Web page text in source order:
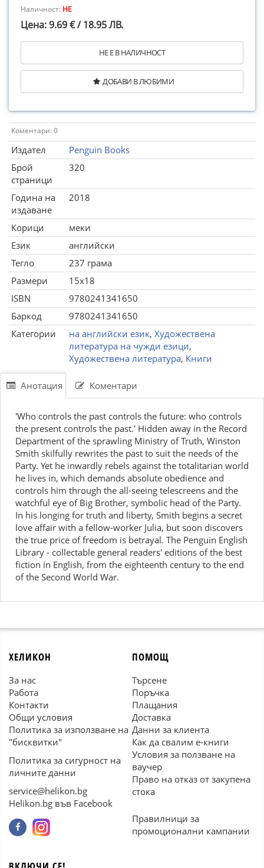
Наличност: НЕ
Цена: 9.69 € / 18.95 ЛВ.
НЕ Е В НАЛИЧНОСТ
ДОБАВИ В ЛЮБИМИ
Коментари: 0
Издател
Penguin Books
Брой
страници
320
Година на
издаване
2018
Корици
меки
Език
английски
Тегло
237 грама
Размери
15x18
ISBN
9780241341650
Баркод
9780241341650
Категории
на английски език, Художествена
литература на чужди езици,
Художествена литература, Книги
Анотация Коментари
'Who controls the past controls the future: who controls
the present controls the past.' Hidden away in the Record
Department of the sprawling Ministry of Truth, Winston
Smith skilfully rewrites the past to suit the needs of the
Party. Yet he inwardly rebels against the totalitarian world
he lives in, which demands absolute obedience and
controls him through the all-seeing telescreens and the
watchful eye of Big Brother, symbolic head of the Party.
In his longing for truth and liberty, Smith begins a secret
love affair with a fellow-worker Julia, but soon discovers
the true price of freedom is betrayal. The Penguin English
Library - collectable general readers' editions of the best
fiction in English, from the eighteenth century to the end
of the Second World War.
ХЕЛИКОН
За нас
Работа
Контакти
Общи условия
Политика за използване на
"бисквитки"
Политика за сигурност на
личните данни
service@helikon.bg
Helikon.bg във Facebook
ПОМОЩ
Търсене
Поръчка
Плащания
Доставка
Данни за клиента
Как да свалим е-книги
Условия за ползване на
ваучер
Право на отказ от закупена
стока
Правилници за
промоционални кампании